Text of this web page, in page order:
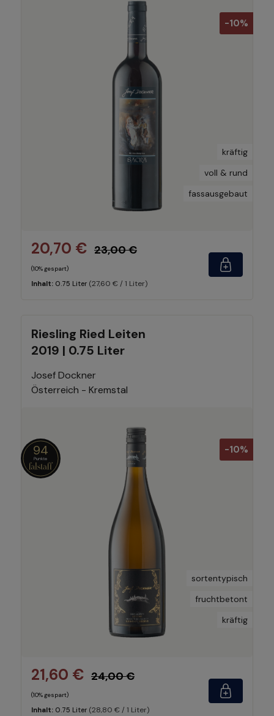
-10%
kräftig
voll & rund
fassausgebaut
20,70 € 23,00 €
(10% gespart)
Inhalt: 0.75 Liter (27,60 € / 1 Liter)
Riesling Ried Leiten
2019 | 0.75 Liter
Josef Dockner
Österreich - Kremstal
-10%
94
sortentypisch
fruchtbetont
kräftig
21,60 € 24,00 €
(10% gespart)
Inhalt: 0.75 Liter (28,80 € / 1 Liter)